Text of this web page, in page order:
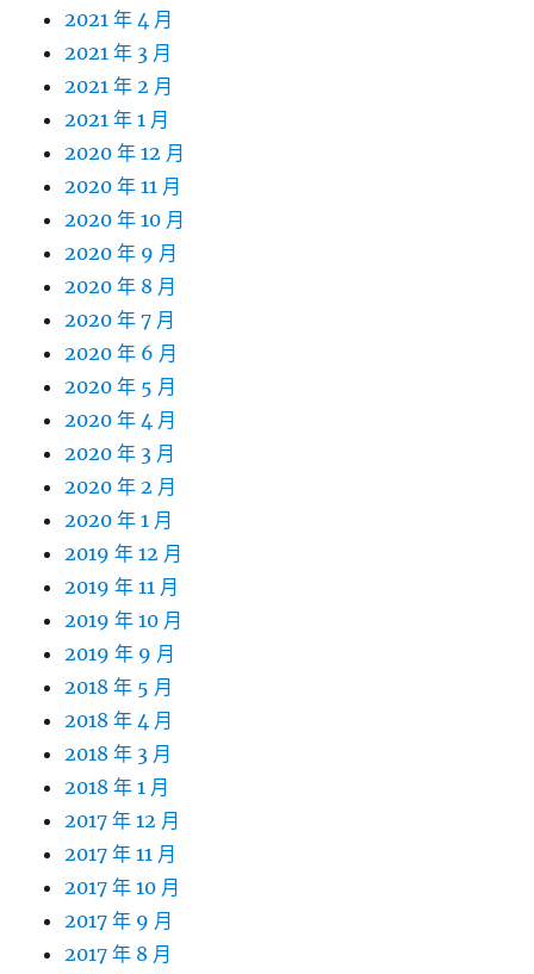
2021 年 4 月
2021 年 3 月
2021 年 2 月
2021 年 1 月
2020 年 12 月
2020 年 11 月
2020 年 10 月
2020 年 9 月
2020 年 8 月
2020 年 7 月
2020 年 6 月
2020 年 5 月
2020 年 4 月
2020 年 3 月
2020 年 2 月
2020 年 1 月
2019 年 12 月
2019 年 11 月
2019 年 10 月
2019 年 9 月
2018 年 5 月
2018 年 4 月
2018 年 3 月
2018 年 1 月
2017 年 12 月
2017 年 11 月
2017 年 10 月
2017 年 9 月
2017 年 8 月